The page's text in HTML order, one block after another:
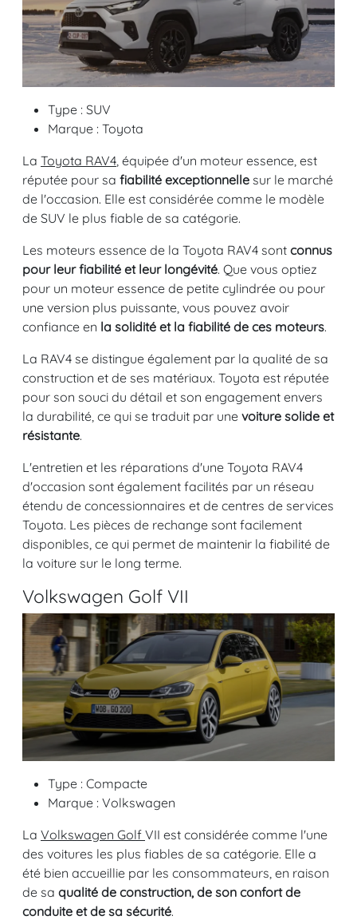
Type : SUV
Marque : Toyota
La Toyota RAV4, équipée d'un moteur essence, est
réputée pour sa fiabilité exceptionnelle sur le marché
de l'occasion. Elle est considérée comme le modèle
de SUV le plus fiable de sa catégorie.
Les moteurs essence de la Toyota RAV4 sont connus
pour leur fiabilité et leur longévité. Que vous optiez
pour un moteur essence de petite cylindrée ou pour
une version plus puissante, vous pouvez avoir
confiance en la solidité et la fiabilité de ces moteurs.
La RAV4 se distingue également par la qualité de sa
construction et de ses matériaux. Toyota est réputée
pour son souci du détail et son engagement envers
la durabilité, ce qui se traduit par une voiture solide et
résistante.
L'entretien et les réparations d'une Toyota RAV4
d'occasion sont également facilités par un réseau
étendu de concessionnaires et de centres de services
Toyota. Les pièces de rechange sont facilement
disponibles, ce qui permet de maintenir la fiabilité de
la voiture sur le long terme.
Volkswagen Golf VII
Type : Compacte
Marque : Volkswagen
La Volkswagen Golf VII est considérée comme l'une
des voitures les plus fiables de sa catégorie. Elle a
été bien accueillie par les consommateurs, en raison
de sa qualité de construction, de son confort de
conduite et de sa sécurité.